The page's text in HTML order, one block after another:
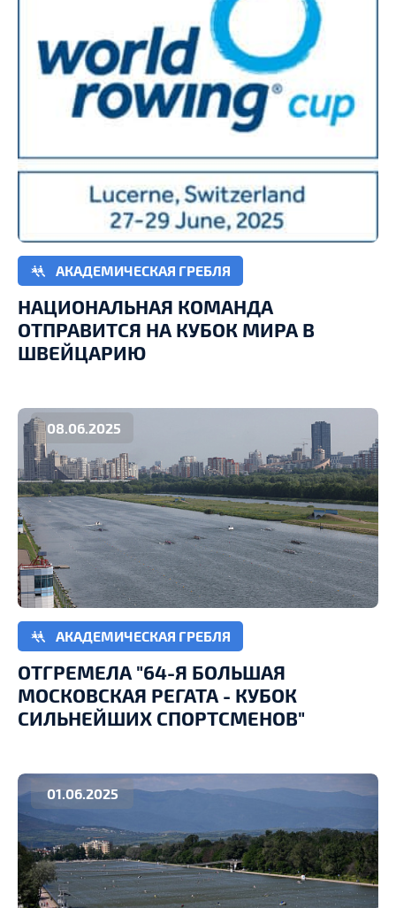
АКАДЕМИЧЕСКАЯ ГРЕБЛЯ
НАЦИОНАЛЬНАЯ КОМАНДА
ОТПРАВИТСЯ НА КУБОК МИРА В
ШВЕЙЦАРИЮ
08.06.2025
АКАДЕМИЧЕСКАЯ ГРЕБЛЯ
ОТГРЕМЕЛА "64-Я БОЛЬШАЯ
МОСКОВСКАЯ РЕГАТА - КУБОК
СИЛЬНЕЙШИХ СПОРТСМЕНОВ"
01.06.2025